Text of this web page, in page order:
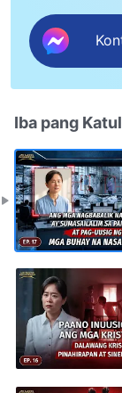
Iba pang